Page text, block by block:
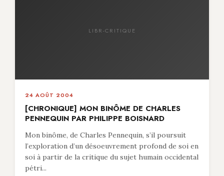
LIBR-CRITIQUE
24 AOÛT 2004
[CHRONIQUE] MON BINÔME DE CHARLES
PENNEQUIN PAR PHILIPPE BOISNARD
Mon binôme, de Charles Pennequin, s’il poursuit
l’exploration d’un désoeuvrement profond de soi en
soi à partir de la critique du sujet humain occidental
pétri...